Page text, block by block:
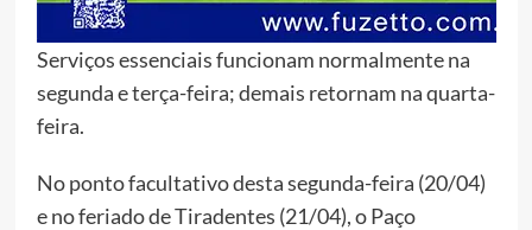
Serviços essenciais funcionam normalmente na
segunda e terça-feira; demais retornam na quarta-
feira.
No ponto facultativo desta segunda-feira (20/04)
e no feriado de Tiradentes (21/04), o Paço